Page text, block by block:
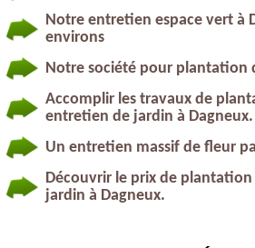
Notre entretien espace vert à
environs
Notre société pour plantation
Accomplir les travaux de
entretien de jardin à Dagneux.
Un entretien massif de fleur
Découvrir le prix de
jardin à Dagneux.